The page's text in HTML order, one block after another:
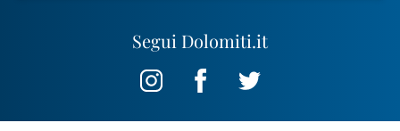
Segui Dolomiti.it